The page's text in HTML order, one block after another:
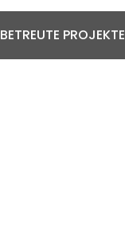
BETREUTE PROJEKTE